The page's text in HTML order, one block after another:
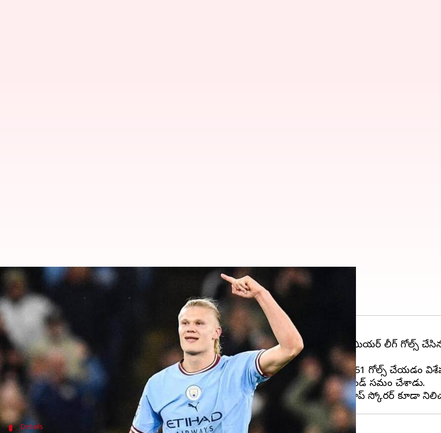
ప్రీమియర్ లీగ్ లో సరికొత్త చరిత్ర సృష్టించిన ఎర్లింగ్ హాలాండ్
వ్రాసిన వారు Jayachandra Akuri
ఈ వార్తాకథనం ఏంటి
ప్రీమియర్ లీగ్లో ఎర్లింగ్ హాలాండ్ సరికొత్త రికార్డును లిఖించాడు. హాలాండ్ ఈ సీజన్ లో 35 ప్రీమియర్ లీగ్ గోల్స్
1966-67లో రాన్ డేవిస్ (37) తర్వాత.. ఈ మైలురాయిని చేరుకున్న ఆటగాడిగా నిలిచాడు.
మాంచెస్టర్ సిటీ హామర్స్‌ను 3-0తో అధిగమించడంతో హాలాండ్ ఈ సీజన్‌లో అన్ని పోటీలలో 51 గోల్స్ చేయడం
ఆదివారం ఫుల్‌హామ్‌పై మ్యాన్ సిటీ 2-1తో విజయం సాధించడంలో షియరర్, కోల్‌లను హాలాండ్ సమం చేశాడు.
Details